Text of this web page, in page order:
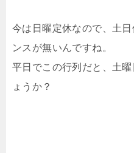
今は日曜定休なので、土
ンスが無いんですね。
平日でこの行列だと、土
ょうか？